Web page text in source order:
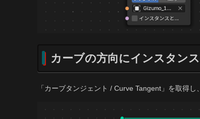
カーブの方向にインスタン
「カーブタンジェント / Curve Tangent」を取得